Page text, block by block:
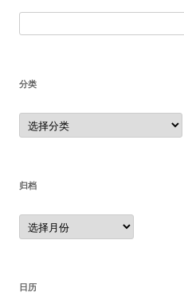
索：
分类
分
类
归档
归
档
日历